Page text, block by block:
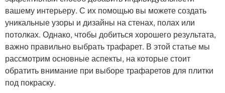
вашему интерьеру. С их помощью вы можете создать
уникальные узоры и дизайны на стенах, полах или
потолках. Однако, чтобы добиться хорошего результата,
важно правильно выбрать трафарет. В этой статье мы
рассмотрим основные аспекты, на которые стоит
обратить внимание при выборе трафаретов для плитки
под покраску.